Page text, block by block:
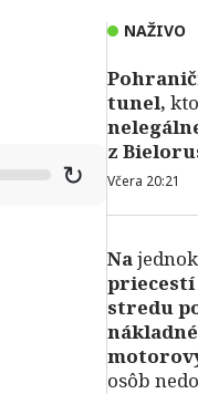
↻
NAŽIVO
tunel,
z
Včera 20:21
Na
priecestí
stredu
osôb